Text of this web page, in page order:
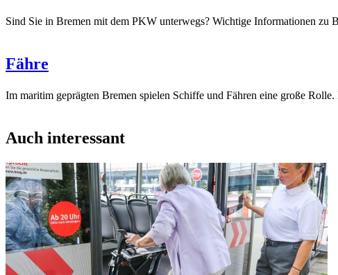
Sind Sie in Bremen mit dem PKW unterwegs? Wichtige Informationen zu
Fähre
Im maritim geprägten Bremen spielen Schiffe und Fähren eine große
Auch interessant